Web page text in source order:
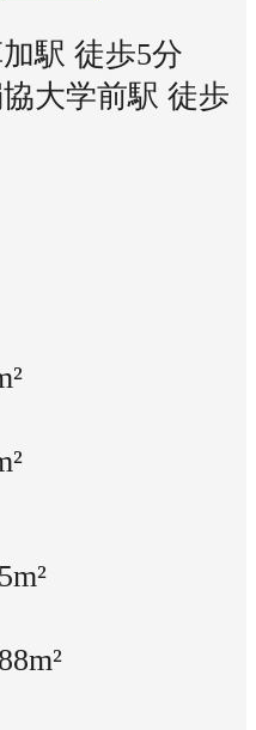
駅 徒歩5分
大学前駅 徒歩